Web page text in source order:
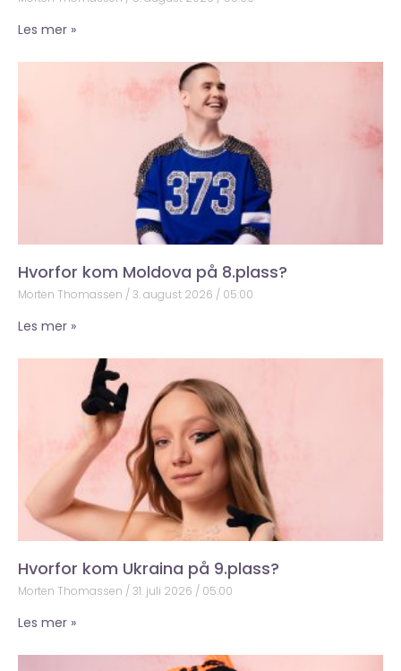
Les mer »
Hvorfor kom Moldova på 8.plass?
Morten Thomassen 3. august 2026 05:00
Les mer »
Hvorfor kom Ukraina på 9.plass?
Morten Thomassen 31. juli 2026 05:00
Les mer »